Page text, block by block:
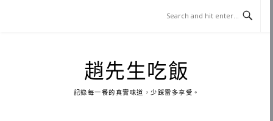
趙先生吃飯
記錄每一餐的真實味道，少踩雷多享受。